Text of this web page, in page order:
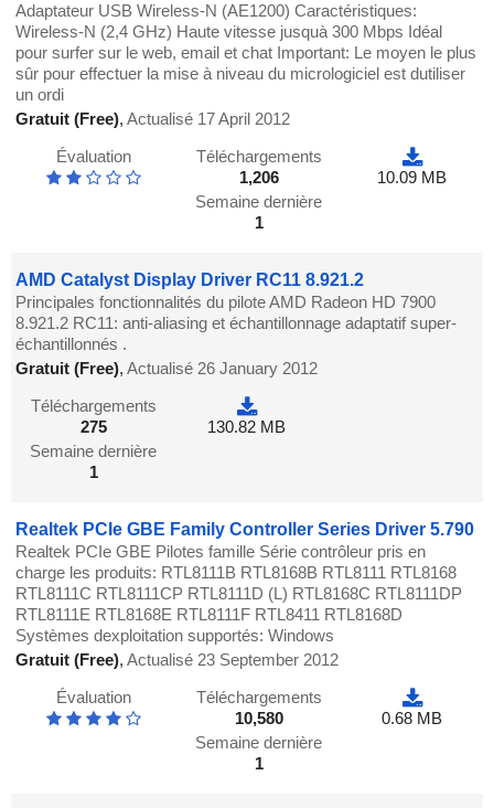
Adaptateur USB Wireless-N (AE1200) Caractéristiques:
Wireless-N (2,4 GHz) Haute vitesse jusquà 300 Mbps Idéal
pour surfer sur le web, email et chat Important: Le moyen le plus
sûr pour effectuer la mise à niveau du micrologiciel est dutiliser
un ordi
Gratuit (Free),Actualisé 17 April 2012
Évaluation
Téléchargements
1,206
Semaine dernière
1
10.09 MB
AMD Catalyst Display Driver RC11 8.921.2
Principales fonctionnalités du pilote AMD Radeon HD 7900
8.921.2 RC11: anti-aliasing et échantillonnage adaptatif super-
échantillonnés .
Gratuit (Free),Actualisé 26 January 2012
Téléchargements
275
Semaine dernière
1
130.82 MB
Realtek PCIe GBE Family Controller Series Driver 5.790
Realtek PCIe GBE Pilotes famille Série contrôleur pris en
charge les produits: RTL8111B RTL8168B RTL8111 RTL8168
RTL8111C RTL8111CP RTL8111D (L) RTL8168C RTL8111DP
RTL8111E RTL8168E RTL8111F RTL8411 RTL8168D
Systèmes dexploitation supportés: Windows
Gratuit (Free),Actualisé 23 September 2012
Évaluation
Téléchargements
10,580
Semaine dernière
1
0.68 MB